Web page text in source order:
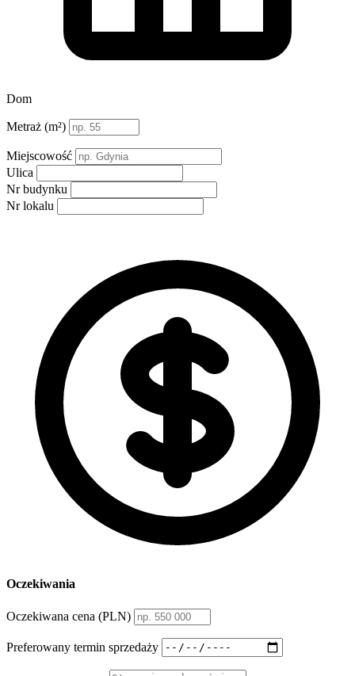
Dom
Metraż (m²)
Miejscowość
Ulica
Nr budynku
Nr lokalu
Oczekiwania
Oczekiwana cena (PLN)
Preferowany termin sprzedaży